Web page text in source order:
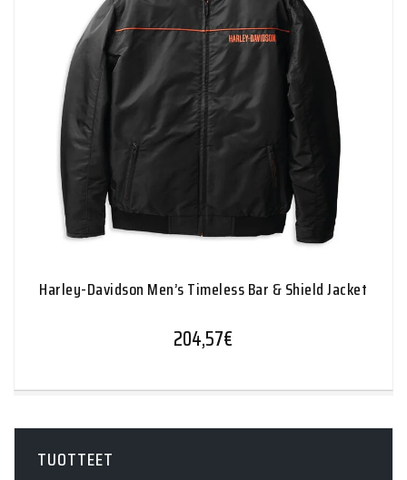
Harley-Davidson Men’s Timeless Bar & Shield Jacket
204,57€
TUOTTEET